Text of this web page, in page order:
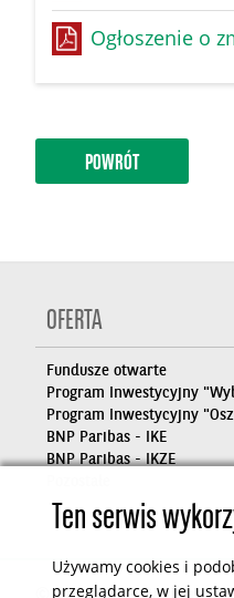
Ogłoszenie o
POWRÓT
OFERTA
Fundusze otwarte
Program Inwestycyjny
Program Inwestycyjny
BNP Paribas - IKE
BNP Paribas - IKZE
Ten serwis
Używamy cookies i
przeglądarce, w jej